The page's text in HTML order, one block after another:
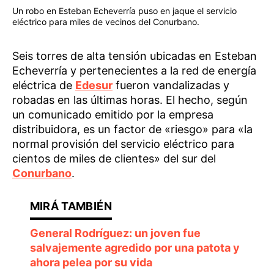
Un robo en Esteban Echeverría puso en jaque el servicio
eléctrico para miles de vecinos del Conurbano.
Seis torres de alta tensión ubicadas en Esteban
Echeverría y pertenecientes a la red de energía
eléctrica de Edesur fueron vandalizadas y
robadas en las últimas horas. El hecho, según
un comunicado emitido por la empresa
distribuidora, es un factor de «riesgo» para «la
normal provisión del servicio eléctrico para
cientos de miles de clientes» del sur del
Conurbano.
General Rodríguez: un joven fue
salvajemente agredido por una patota y
ahora pelea por su vida